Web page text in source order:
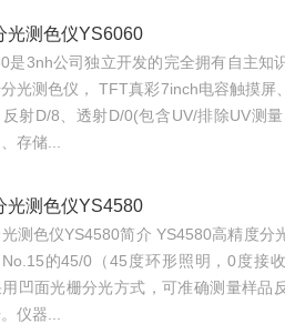
光测色仪YS6060
是3nh公司独立开发的完全拥有自主知
光测色仪， TFT真彩7inch电容触摸屏
射D/8、透射D/0(包含UV/排除UV测
存储...
光测色仪YS4580
测色仪YS4580简介 YS4580高精度分
的45/0（45度环形照明，0度接
凹面光栅分光方式，可准确测量样品
仪器...